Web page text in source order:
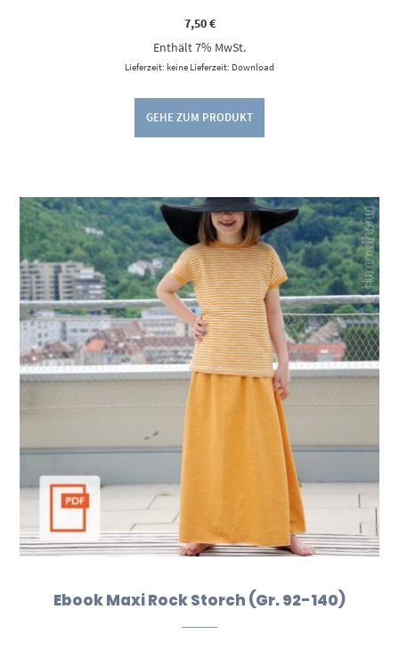
7,50€
Enthält 7% MwSt.
Lieferzeit: keine Lieferzeit: Download
GEHE ZUM PRODUKT
Ebook Maxi Rock Storch (Gr. 92-140)